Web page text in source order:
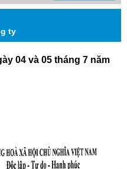
ty
04 và 05 tháng 7 năm